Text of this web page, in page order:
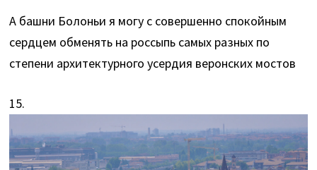
А башни Болоньи я могу с совершенно спокойным
сердцем обменять на россыпь самых разных по
степени архитектурного усердия веронских мостов
15.